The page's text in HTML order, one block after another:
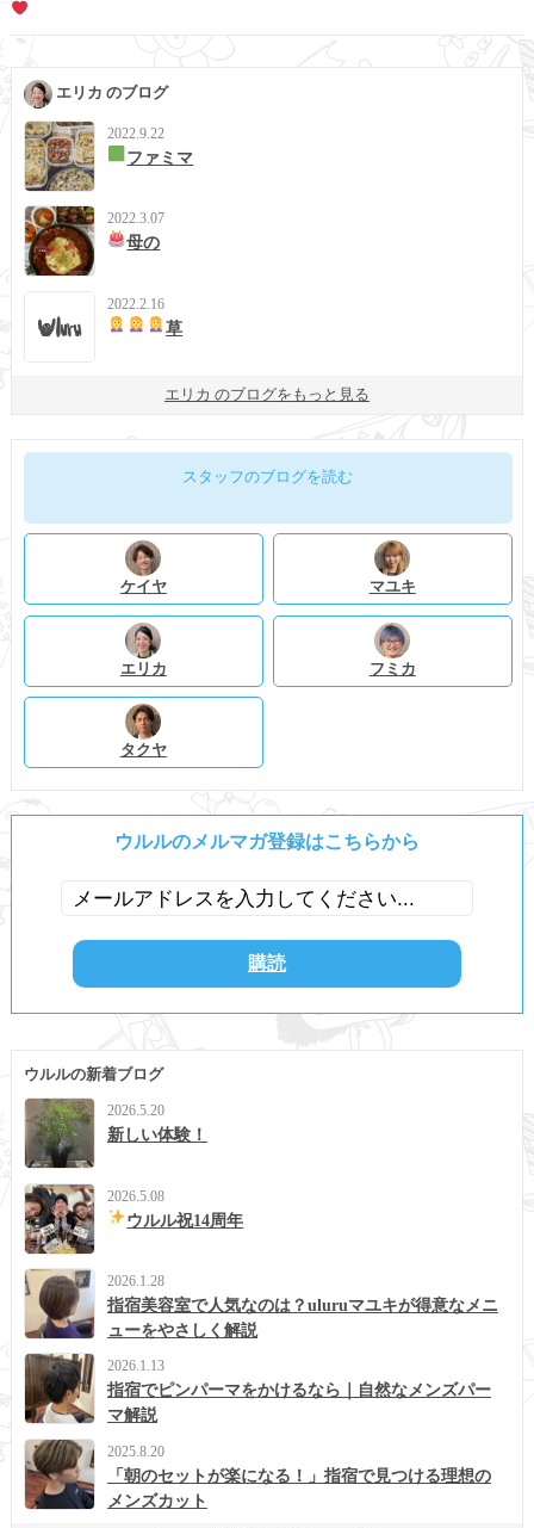
エリカ のブログ
2022.9.22
ファミマ
2022.3.07
母の
2022.2.16
草
エリカ のブログをもっと見る
スタッフのブログを読む
ケイヤ マユキ
エリカ フミカ
タクヤ
ウルルのメルマガ登録はこちらから
ウルルの新着ブログ
2026.5.20
新しい体験！
2026.5.08
ウルル祝14周年
2026.1.28
指宿美容室で人気なのは？uluruマユキが得意なメニ
ューをやさしく解説
2026.1.13
指宿でピンパーマをかけるなら｜自然なメンズパー
マ解説
2025.8.20
「朝のセットが楽になる！」指宿で見つける理想の
メンズカット